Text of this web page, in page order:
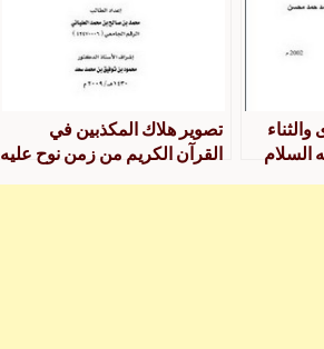
السلام
تصوير هلاك المكذبين في
القرآن الكريم من زمن نوح عليه